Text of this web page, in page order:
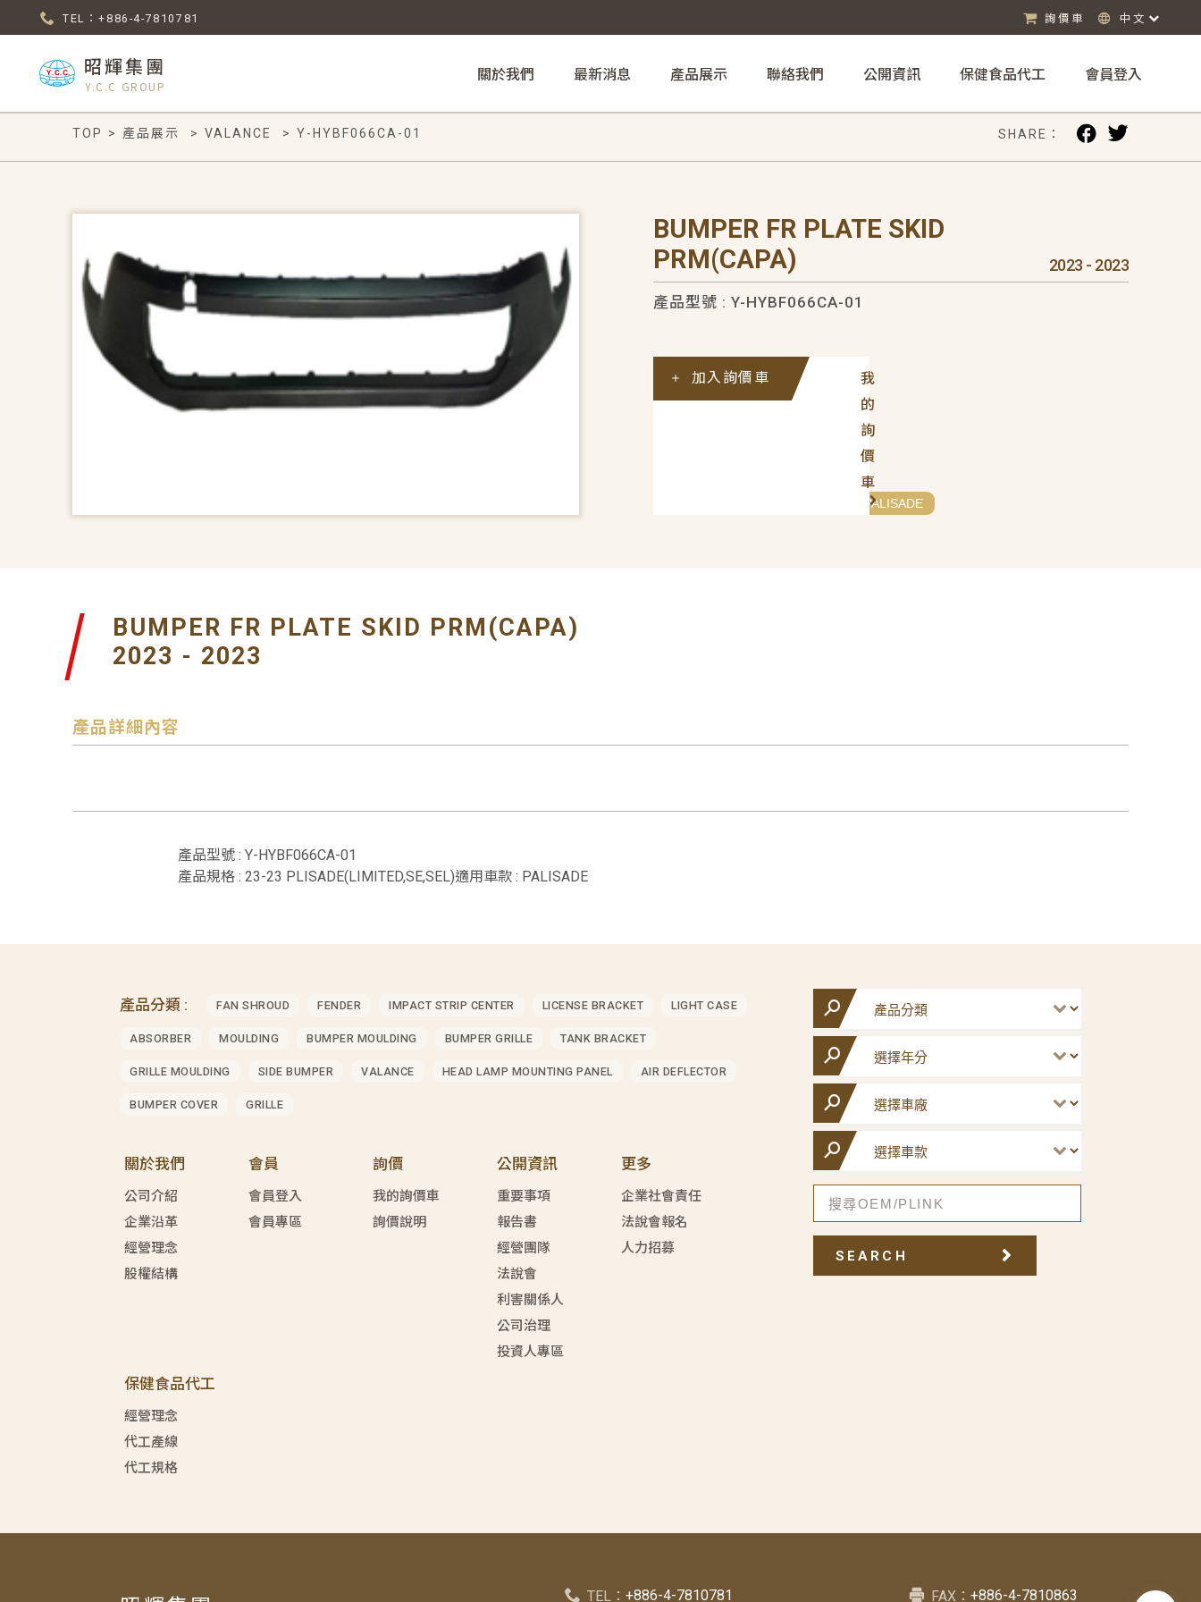
TEL：+886-4-7810781 詢價車 中文
昭輝集團
Y.C.C GROUP
關於我們 最新消息 產品展示 聯絡我們 公開資訊 保健食品代工 會員登入
TOP > 產品展示 > VALANCE > Y-HYBF066CA-01 SHARE：
BUMPER FR PLATE SKID
PRM(CAPA)
2023 - 2023
產品型號 : Y-HYBF066CA-01
我
的
詢
價
車
加入詢價車
# PALISADE
BUMPER FR PLATE SKID PRM(CAPA)
2023 - 2023
產品詳細內容
產品型號 : Y-HYBF066CA-01
產品規格 : 23-23 PLISADE(LIMITED,SE,SEL)適用車款 : PALISADE
產品分類 : FAN SHROUD FENDER IMPACT STRIP CENTER LICENSE BRACKET LIGHT CASE
ABSORBER MOULDING BUMPER MOULDING BUMPER GRILLE TANK BRACKET
GRILLE MOULDING SIDE BUMPER VALANCE HEAD LAMP MOUNTING PANEL AIR DEFLECTOR
BUMPER COVER GRILLE
關於我們
公司介紹
企業沿革
經營理念
股權結構
會員
會員登入
會員專區
詢價
我的詢價車
詢價說明
公開資訊
重要事項
報告書
經營團隊
法說會
利害關係人
公司治理
投資人專區
更多
企業社會責任
法說會報名
人力招募
保健食品代工
經營理念
代工產線
代工規格
SEARCH
TEL： +886-4-7810781 FAX：+886-4-7810863